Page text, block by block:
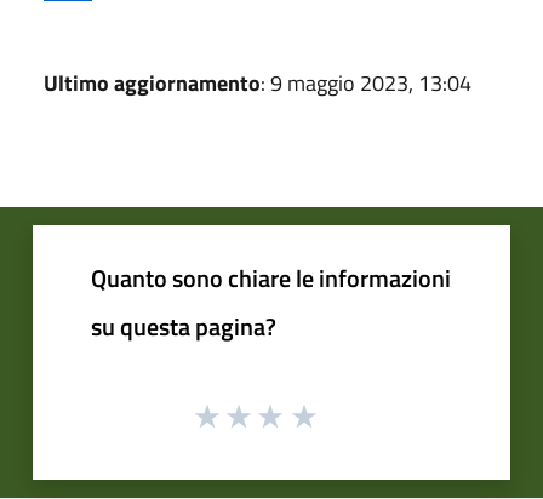
Ultimo aggiornamento: 9 maggio 2023, 13:04
Quanto sono chiare le informazioni
su questa pagina?